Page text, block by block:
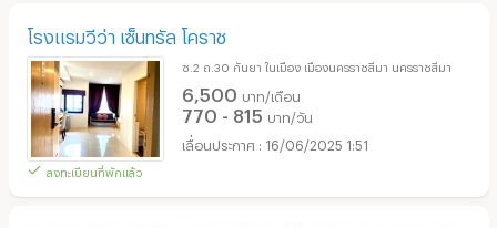
โรงแรมวีว่า เซ็นทรัล โคราช
ลงทะเบียนที่พักแล้ว
ซ.2 ถ.30 กันยา ในเมือง เมืองนครราชสีมา นครราชสีมา
6,500 บาท/เดือน
770 - 815 บาท/วัน
16/06/2025 1:51